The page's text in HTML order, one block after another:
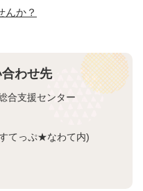
んか？
わせ先
合支援センター
てっぷ★なわて内)